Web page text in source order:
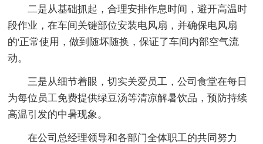
二是从基础抓起，合理安排作息时间，避开高温时
段作业，在车间关键部位安装电风扇，并确保电风扇
的'正常使用，做到随坏随换，保证了车间内部空气流
动。
三是从细节着眼，切实关爱员工，公司食堂在每日
为每位员工免费提供绿豆汤等清凉解暑饮品，预防持续
高温引发的中暑现象。
在公司总经理领导和各部门全体职工的共同努力